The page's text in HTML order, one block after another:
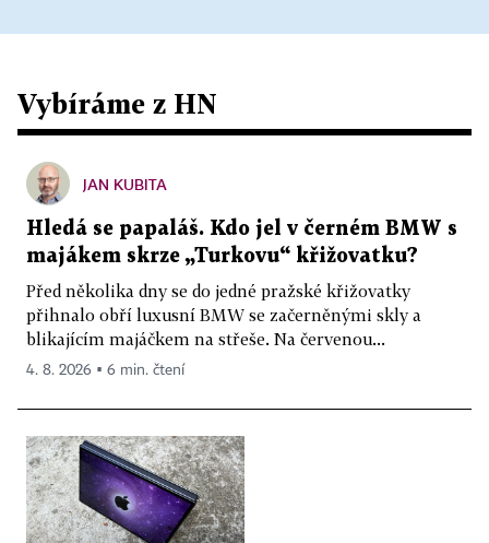
Vybíráme z HN
JAN KUBITA
Hledá se papaláš. Kdo jel v černém BMW s
majákem skrze „Turkovu“ křižovatku?
Před několika dny se do jedné pražské křižovatky
přihnalo obří luxusní BMW se začerněnými skly a
blikajícím majáčkem na střeše. Na červenou...
4. 8. 2026 ▪ 6 min. čtení